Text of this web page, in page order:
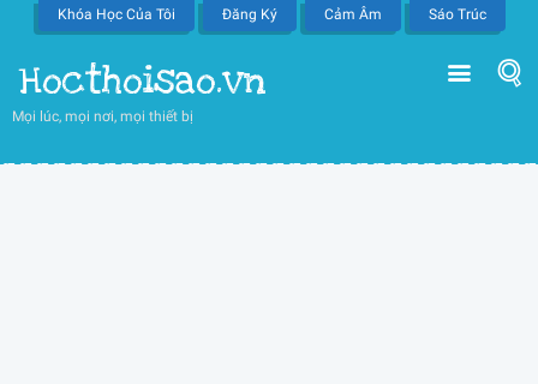
Khóa Học Của Tôi Đăng Ký Cảm Âm Sáo Trúc
Hocthoisao.vn
Mọi lúc, mọi nơi, mọi thiết bị